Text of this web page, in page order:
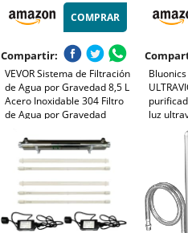
COMPRAR
Compartir:
VEVOR Sistema de Filtración
de Agua por Gravedad 8,5 L
Acero Inoxidable 304 Filtro
de Agua por Gravedad
99% de Cloro con Filtros de
Carbón y Cerámica, Grifo y
Soporte
luz
la